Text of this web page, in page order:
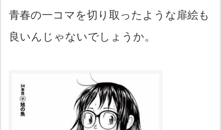
青春の一コマを切り取ったような扉絵も
良いんじゃないでしょうか。